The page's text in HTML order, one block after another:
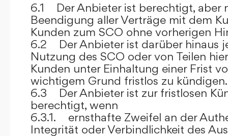
6.1 Der Anbieter ist berechtigt, aber
Beendigung aller Verträge mit dem
Kunden zum SCO ohne vorherigen
6.2 Der Anbieter ist darüber hinaus
Nutzung des SCO oder von Teilen
Kunden unter Einhaltung einer Frist
wichtigem Grund fristlos zu kündigen.
6.3 Der Anbieter ist zur fristlosen
berechtigt, wenn
6.3.1. ernsthafte Zweifel an der
Integrität oder Verbindlichkeit des